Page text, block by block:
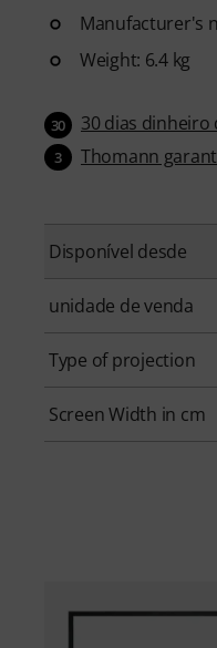
Manufacturer's
Weight: 6.4 kg
30 30 dias dinheiro
3 Thomann
Disponível desde
unidade de venda
Type of projection
Screen Width in cm